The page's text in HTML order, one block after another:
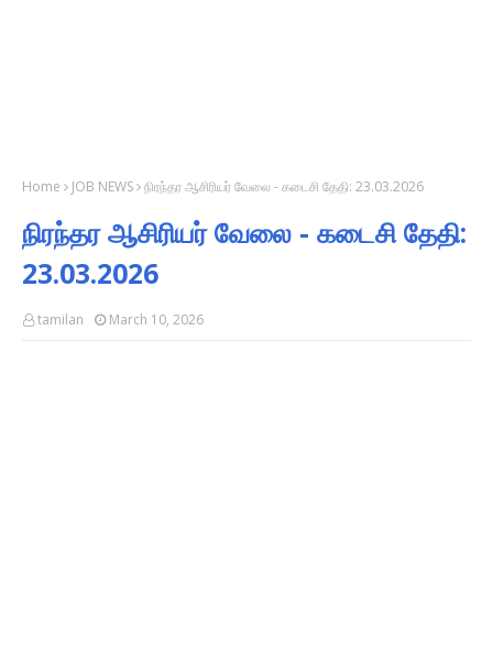
Home JOB NEWS நிரந்தர ஆசிரியர் வேலை - கடைசி தேதி: 23.03.2026
நிரந்தர ஆசிரியர் வேலை - கடைசி தேதி:
23.03.2026
tamilan March 10, 2026